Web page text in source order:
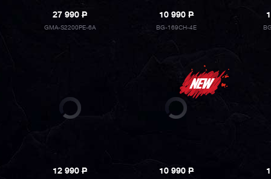
27 990P
GMA-S2200PE-6A
10 990P
BG-169CH-4E
12 990P 10 990P